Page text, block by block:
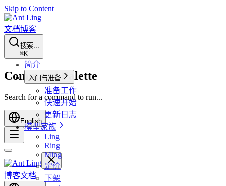
Skip to Content
文档博客
搜索...
⌘K
Command Palette
Search for a command to run...
English
博客文档
简介
入门与准备
准备工作
快速开始
更新日志
模型家族
Ling
Ring
Ming
定价
下架